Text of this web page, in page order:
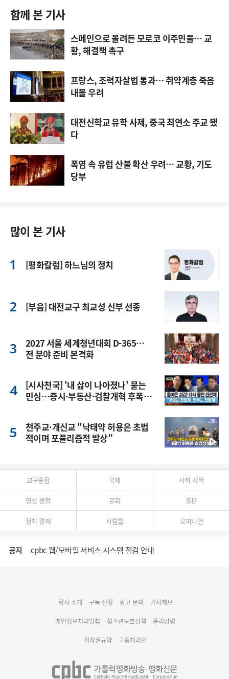
함께 본 기사
스페인으로 몰려든 모로코 이주민들… 교
황, 해결책 촉구
프랑스, 조력자살법 통과… 취약계층 죽음
내몰 우려
대전신학교 유학 사제, 중국 최연소 주교 됐
다
폭염 속 유럽 산불 확산 우려… 교황, 기도
당부
많이 본 기사
[평화칼럼] 하느님의 정치
[부음] 대전교구 최교성 신부 선종
2027 서울 세계청년대회 D-365…
전 분야 준비 본격화
[시사천국] '내 삶이 나아졌나' 묻는
민심…증시·부동산·검찰개혁 후폭
천주교·개신교 "낙태약 허용은 초법
적이며 포퓰리즘적 발상”
교구종합 국제 사회 사목
영성 생활 문화 출판
정치 경제 사람들 오피니언
공지 cpbc 웹/모바일 서비스 시스템 점검 안내
명동 미디어큐브 & 1898 미디어월 공모전 수상작 발표
회사 소개 구독 신청 광고 문의 기사제보
개인정보처리방침 청소년보호정책 윤리강령
저작권규약 고충처리인